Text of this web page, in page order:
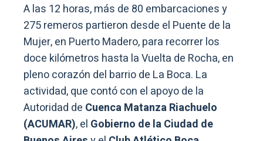
A las 12 horas, más de 80 embarcaciones y
275 remeros partieron desde el Puente de la
Mujer, en Puerto Madero, para recorrer los
doce kilómetros hasta la Vuelta de Rocha, en
pleno corazón del barrio de La Boca. La
actividad, que contó con el apoyo de la
Autoridad de Cuenca Matanza Riachuelo
(ACUMAR), el Gobierno de la Ciudad de